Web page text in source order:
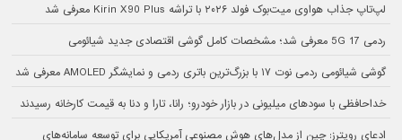
لپ‌تاپ جذاب هواوی میت‌بوک فولد ۲۰۲۶ با تراشه Kirin X90 Plus معرفی شد
ردمی 17 5G معرفی شد؛ مشخصات کامل گوشی اقتصادی جدید شیائومی
گوشی شیائومی ردمی نوت ۱۷ با بزرگ‌ترین باتری ردمی و نمایشگر AMOLED معرفی شد
خداحافظی با سودهای میلیونی در بازار خودرو؛ رانا، تارا و دنا به قیمت کارخانه رسیدند
ادعای رویترز: چین از مدل‌های هوش مصنوعی آمریکایی برای توسعه سامانه‌های